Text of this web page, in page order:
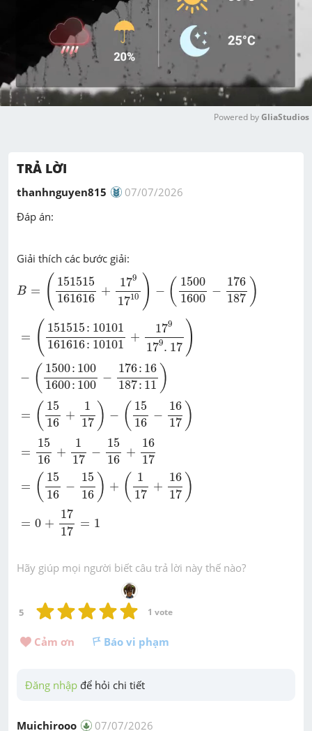
Powered by GliaStudios
TRẢ LỜI
thanhnguyen815
07/07/2026
Đáp án:
Giải thích các bước giải:
B = ( 151515
161616
+
179
1710 ) − ( 1500
1600
−
176
187 )
151515161616 17 9 ) 1500 1600 176
= ( 151515: 10101
161616: 10101
+
179
179. 17 )
− ( 1500: 100
1600: 100
−
176: 16
187: 11 )
151515: 10101 10101+
= ( 15
16
+
1
17 ) − ( 15
16
−
16
17 )
1516+ )- 15 1617
=
15
16
+
1
17
−
15
16
+
16
17
16 17 16+16 17
= ( 15
16
−
15
16 ) + (
1
17
+
16
17 )
1516- 16)+ (1 +16
= 0 +
17
17
= 1
17=1
Hãy giúp mọi người biết câu trả lời này thế nào?
5 1 vote
Cảm ơn Báo vi phạm
Đăng nhập để hỏi chi tiết
Muichirooo 07/07/2026